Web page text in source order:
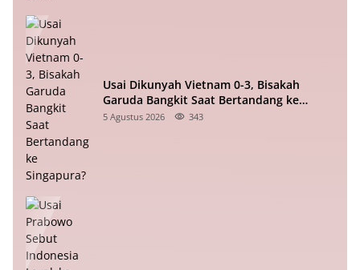
Usai Dikunyah Vietnam 0-3, Bisakah
Garuda Bangkit Saat Bertandang ke
Singapura?
5 Agustus 2026 343